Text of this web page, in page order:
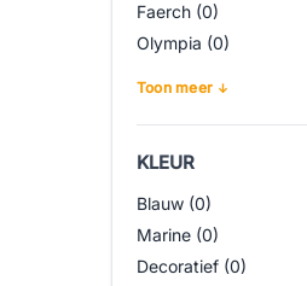
Faerch (0)
Olympia (0)
Toon meer
KLEUR
Blauw (0)
Marine (0)
Decoratief (0)